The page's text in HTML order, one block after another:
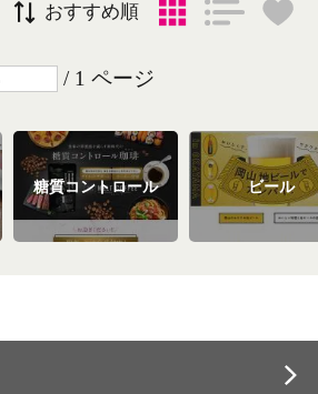
おすすめ順
/ 1 ページ
糖質コントロール ビール